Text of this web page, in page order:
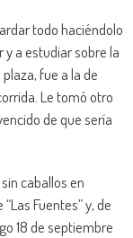
todo haciéndolo
y a estudiar sobre la
fue a la de
Le tomó otro
de que sería
caballos en
Fuentes” y, de
18 de septiembre